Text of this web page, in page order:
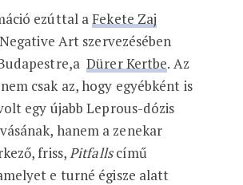
ezúttal a Fekete Zaj
Art szervezésében
Dürer Kertbe. Az
csak az, hogy egyébként is
egy újabb Leprous-dózis
hanem a zenekar
friss,Pitfallscímű
e turné égisze alatt